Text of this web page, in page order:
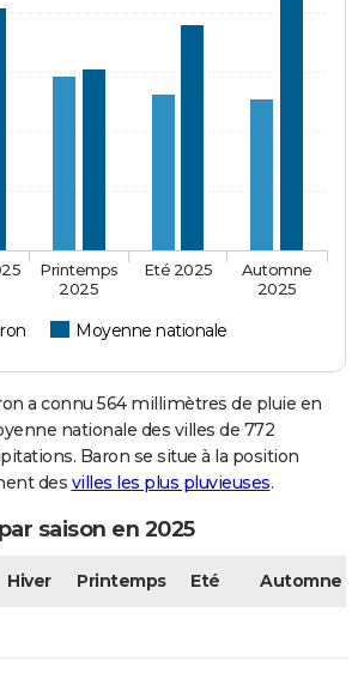
Moyenne nationale
Printemps
2025
Eté 2025
Automne
2025
a connu 564 millimètres de pluie en
nationale des villes de 772
Baron se situe à la position
des villes les plus pluvieuses.
saison en 2025
Hiver Printemps Eté Automne